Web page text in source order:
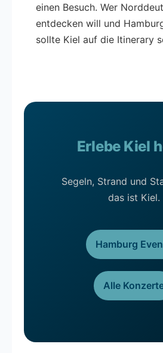
einen Besuch. Wer
entdecken will und
sollte Kiel auf die Itinerary
Erlebe Kiel
Segeln, Strand und
das ist Kiel.
Hamburg
Alle